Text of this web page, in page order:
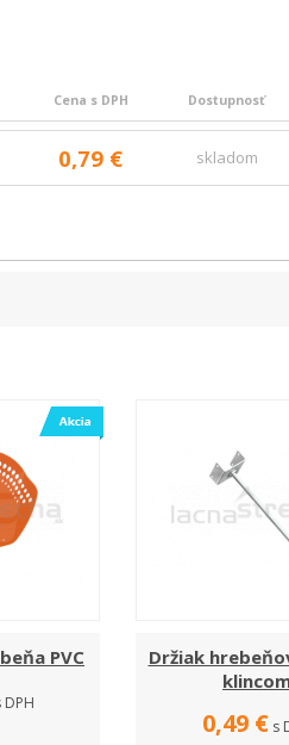
Cena s DPH Dostupnosť
0,79 € skladom
PVC
DPH
Držiak
0,49 € s